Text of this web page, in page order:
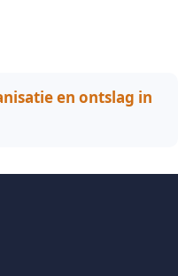
en ontslag in